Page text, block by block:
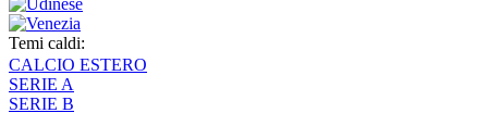
Temi caldi:
CALCIO ESTERO
SERIE A
SERIE B